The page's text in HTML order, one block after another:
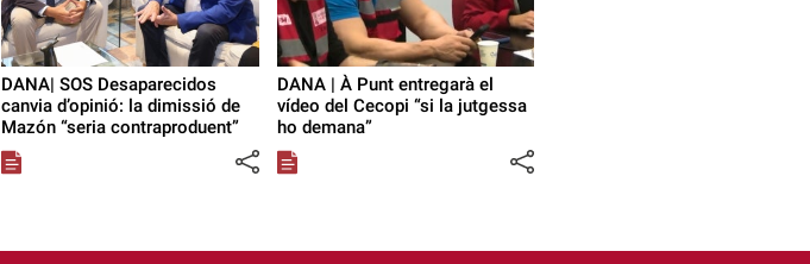
DANA| SOS Desaparecidos
canvia d’opinió: la dimissió de
Mazón “seria contraproduent”
DANA | À Punt entregarà el
vídeo del Cecopi “si la jutgessa
ho demana”